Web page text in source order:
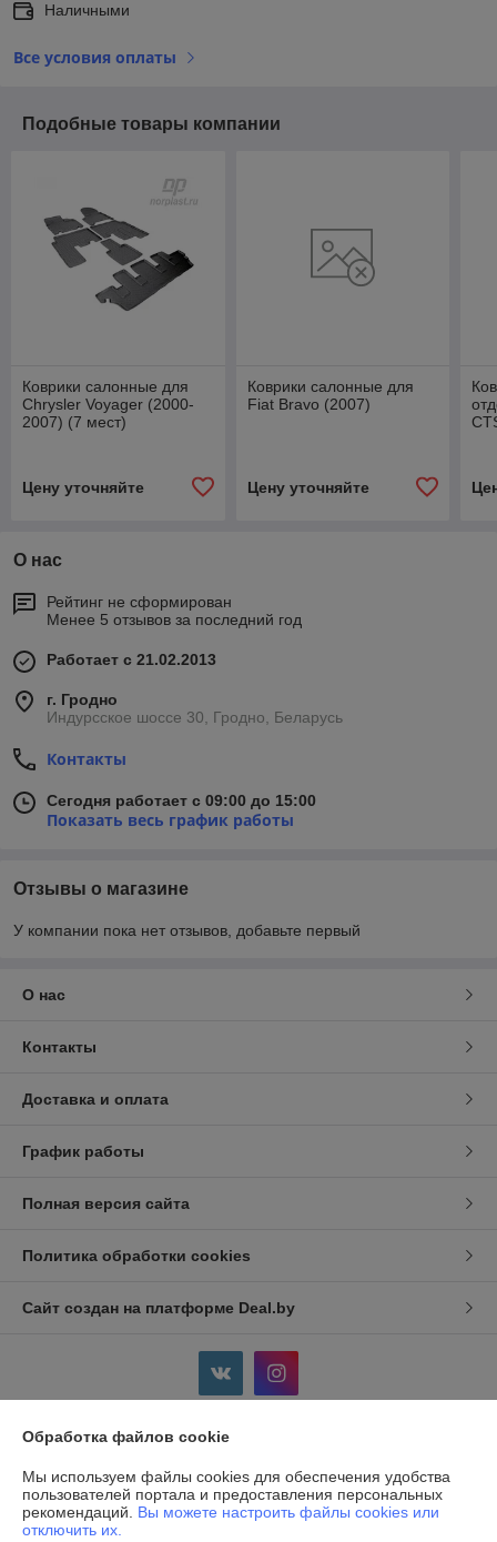
Наличными
Все условия оплаты
Подобные товары компании
Коврики салонные для
Chrysler Voyager (2000-
2007) (7 мест)
Цену уточняйте
Коврики салонные для
Fiat Bravo (2007)
Цену уточняйте
О нас
Рейтинг не сформирован
Менее 5 отзывов за последний год
Работает с 21.02.2013
г. Гродно
Индурсское шоссе 30, Гродно, Беларусь
Контакты
Сегодня работает с 09:00 до 15:00
Показать весь график работы
Отзывы о магазине
У компании пока нет отзывов, добавьте первый
О нас
Контакты
Доставка и оплата
График работы
Полная версия сайта
Политика обработки cookies
Сайт создан на платформе Deal.by
Индивидуальный предприниматель:ИП Дершлекас Виктор
г. Гродно, ул. Ожешко, д.49, кв. 2.
Обработка файлов cookie
Мы используем файлы cookies для обеспечения удобства
пользователей портала и предоставления персональных
рекомендаций. Вы можете настроить файлы cookies или
отключить их.